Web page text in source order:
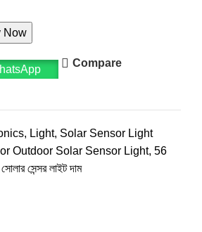
Now
Compare
, Light, Solar Sensor Light
Outdoor Solar Sensor Light, 56
সেন্সর লাইট দাম